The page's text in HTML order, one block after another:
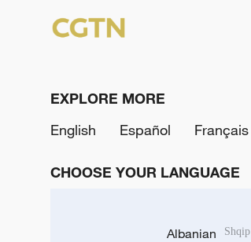
EXPLORE MORE
English
Español Français
CHOOSE YOUR LANGUAGE
Albanian Shqip